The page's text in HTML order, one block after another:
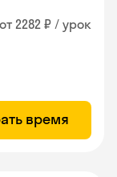
от 2282 ₽ / урок
время